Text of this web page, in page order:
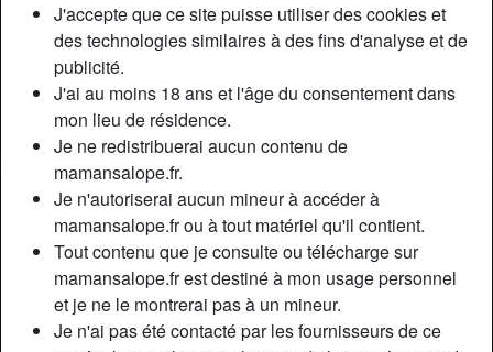
J'accepte que ce site puisse utiliser des cookies et
des technologies similaires à des fins d'analyse et de
publicité.
J'ai au moins 18 ans et l'âge du consentement dans
mon lieu de résidence.
Je ne redistribuerai aucun contenu de
mamansalope.fr.
Je n'autoriserai aucun mineur à accéder à
mamansalope.fr ou à tout matériel qu'il contient.
Tout contenu que je consulte ou télécharge sur
mamansalope.fr est destiné à mon usage personnel
et je ne le montrerai pas à un mineur.
Je n'ai pas été contacté par les fournisseurs de ce
Nickname:
WantedBG
Âge:
36
Pays:
France
Département:
Pyrénées-Orientales
Sexe:
Femme